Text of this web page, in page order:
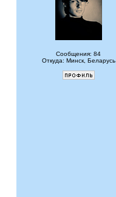
Сообщения: 84
Откуда: Минск, Беларусь